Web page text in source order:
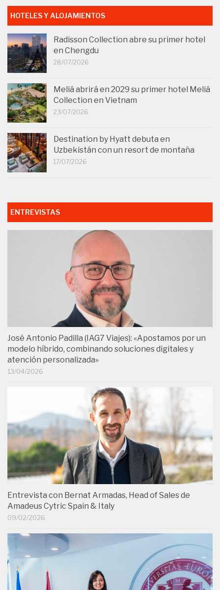
HOTELES Y ALOJAMIENTOS
Radisson Collection abre su primer hotel
en Chengdu
28/07/2026
Meliá abrirá en 2029 su primer hotel Meliá
Collection en Vietnam
23/07/2026
Destination by Hyatt debuta en
Uzbekistán con un resort de montaña
17/07/2026
ENTREVISTAS
José Antonio Padilla (IAG7 Viajes): «Apostamos por un
modelo híbrido, combinando soluciones digitales y
atención personalizada»
13/04/2026
Entrevista con Bernat Armadas, Head of Sales de
Amadeus Cytric Spain & Italy
09/02/2026